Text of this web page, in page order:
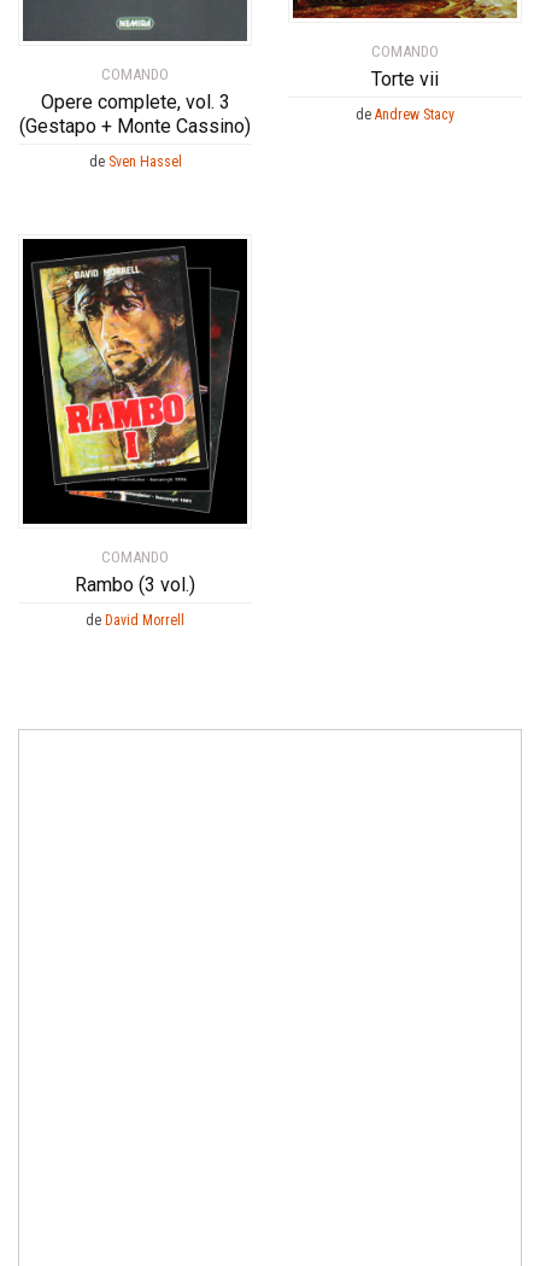
COMANDO
Opere complete, vol. 3
(Gestapo + Monte Cassino)
de Sven Hassel
COMANDO
Torte vii
de Andrew Stacy
COMANDO
Rambo (3 vol.)
de David Morrell